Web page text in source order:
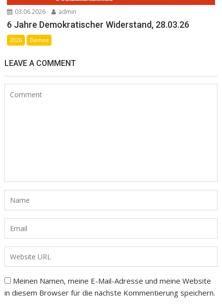
03.06.2026 admin
6 Jahre Demokratischer Widerstand, 28.03.26
2026 Demos
LEAVE A COMMENT
Meinen Namen, meine E-Mail-Adresse und meine Website
in diesem Browser für die nächste Kommentierung speichern.